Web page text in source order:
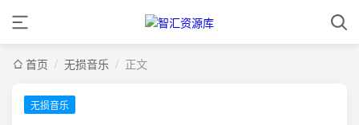
首页 / 无损音乐 / 正文
无损音乐